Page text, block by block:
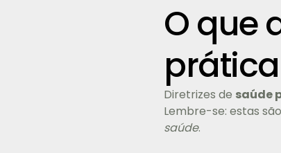
O que
prática
Diretrizes de saúde
Lembre-se: estas
saúde.